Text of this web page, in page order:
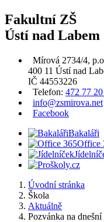
Fakultní ZŠ
Ústí nad Labem
Mírová 2734/4,
400 11 Ústí nad
IČ 44553226
Telefon: 472 77
info@zsmirova.net
Facebook
Bakaláři
Office
Úvodní stránka
Škola
Aktuálně
Pozvánka na